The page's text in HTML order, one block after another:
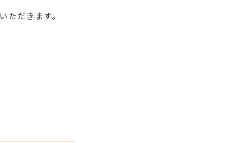
だきます。